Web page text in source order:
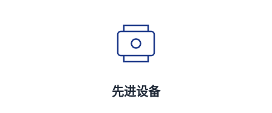
先进设备